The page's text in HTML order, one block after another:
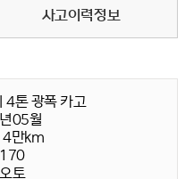
사고이력정보
4톤 광폭 카고
05월
4만km
토